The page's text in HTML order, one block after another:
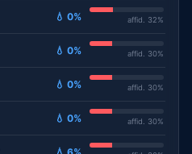
💧 0% affid. 32%
💧 0% affid. 30%
💧 0% affid. 30%
💧 0% affid. 30%
💧 6%